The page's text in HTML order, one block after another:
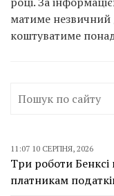
матиме незвичний
коштуватиме
11:07 10 СЕРПНЯ, 2026
Три роботи
платникам